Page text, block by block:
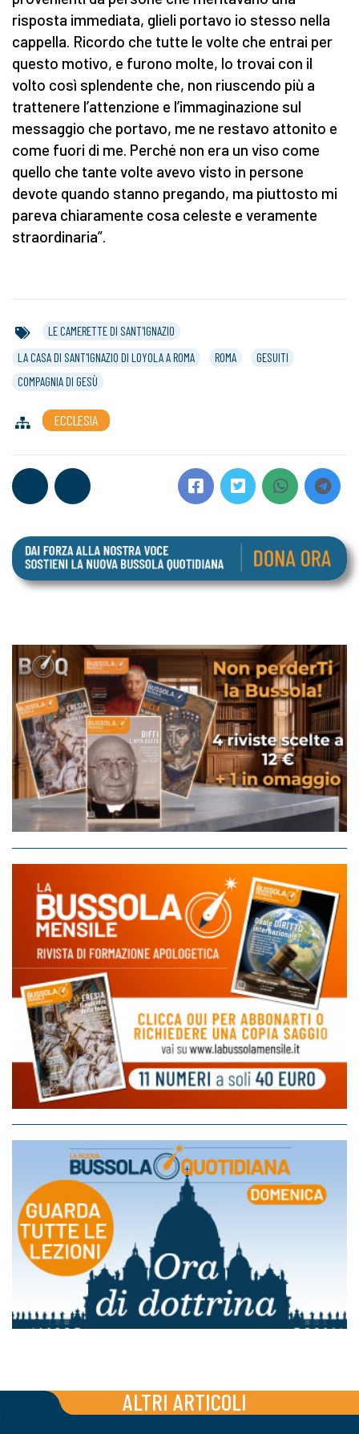
risposta immediata, glieli portavo io stesso nella
cappella. Ricordo che tutte le volte che entrai per
questo motivo, e furono molte, lo trovai con il
volto così splendente che, non riuscendo più a
trattenere l’attenzione e l’immaginazione sul
messaggio che portavo, me ne restavo attonito e
come fuori di me. Perché non era un viso come
quello che tante volte avevo visto in persone
devote quando stanno pregando, ma piuttosto mi
pareva chiaramente cosa celeste e veramente
straordinaria”.
LE CAMERETTE DI SANT'IGNAZIO
LA CASA DI SANT'IGNAZIO DI LOYOLA A ROMA
ROMA
GESUITI
COMPAGNIA DI GESÙ
ECCLESIA
ALTRI ARTICOLI